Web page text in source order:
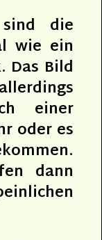
die
wie ein
Das Bild
einer
oder es
dann